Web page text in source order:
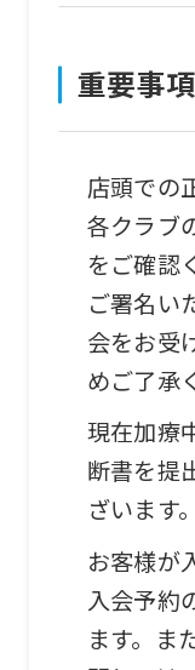
重要事項
店頭での
各クラブ
をご確認
ご署名い
会をお受
めご了承
現在加療
断書を提
ざいます。
お客様が
入会予約
ます。ま